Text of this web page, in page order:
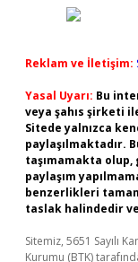
Reklam ve İletişim:
Yasal Uyarı: Bu
veya şahıs şirketi
Sitede yalnızca
paylaşılmaktadır.
taşımamakta
paylaşım
benzerlikleri
taslak halindedir
Sitemiz, 5651 Sayılı
Kurumu (BTK)